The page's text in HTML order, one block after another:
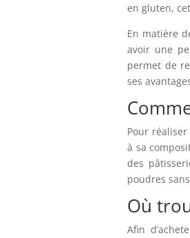
en gluten,
En matière
avoir une
permet de
ses
Pour
à sa
des
poudres
Où
Afin